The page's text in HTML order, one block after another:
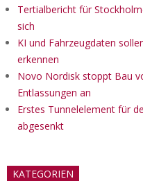
Tertialbericht für
sich
KI und Fahrzeugdaten
erkennen
Novo Nordisk stoppt Bau
Entlassungen an
Erstes Tunnelelement für
abgesenkt
KATEGORIEN